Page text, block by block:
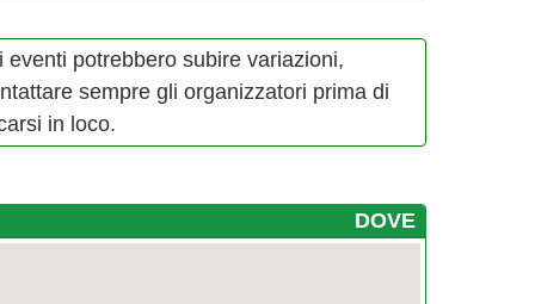
eventi potrebbero subire variazioni,
sempre gli organizzatori prima di
in loco.
DOVE